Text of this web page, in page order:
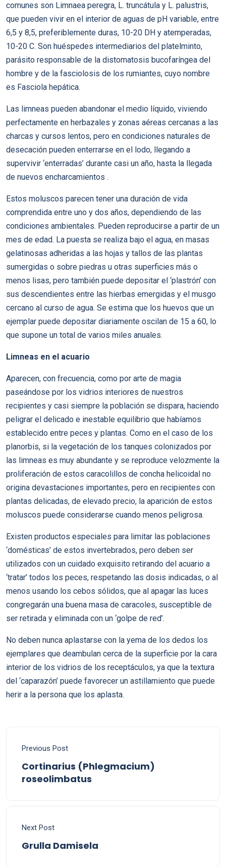
comunes son Limnaea peregra, L. truncátula y L. palustris,
que pueden vivir en el interior de aguas de pH variable, entre
6,5 y 8,5, preferiblemente duras, 10-20 DH y atemperadas,
10-20 C. Son huéspedes intermediarios del platelminto,
parásito responsable de la distomatosis bucofaríngea del
hombre y de la fasciolosis de los rumiantes, cuyo nombre
es Fasciola hepática.
Las limneas pueden abandonar el medio líquido, viviendo
perfectamente en herbazales y zonas aéreas cercanas a las
charcas y cursos lentos, pero en condiciones naturales de
desecación pueden enterrarse en el lodo, llegando a
supervivir ‘enterradas’ durante casi un año, hasta la llegada
de nuevos encharcamientos .
Estos moluscos parecen tener una duración de vida
comprendida entre uno y dos años, dependiendo de las
condiciones ambientales. Pueden reproducirse a partir de un
mes de edad. La puesta se realiza bajo el agua, en masas
gelatinosas adheridas a las hojas y tallos de las plantas
sumergidas o sobre piedras u otras superficies más o
menos lisas, pero también puede depositar el ‘plastrón’ con
sus descendientes entre las hierbas emergidas y el musgo
cercano al curso de agua. Se estima que los huevos que un
ejemplar puede depositar diariamente oscilan de 15 a 60, lo
que supone un total de varios miles anuales.
Limneas en el acuario
Aparecen, con frecuencia, como por arte de magia
paseándose por los vidrios interiores de nuestros
recipientes y casi siempre la población se dispara, haciendo
peligrar el delicado e inestable equilibrio que habíamos
establecido entre peces y plantas. Como en el caso de los
planorbis, si la vegetación de los tanques colonizados por
las limneas es muy abundante y se reproduce velozmente la
proliferación de estos caracolillos de concha helicoidal no
origina devastaciones importantes, pero en recipientes con
plantas delicadas, de elevado precio, la aparición de estos
moluscos puede considerarse cuando menos peligrosa.
Existen productos especiales para limitar las poblaciones
‘domésticas’ de estos invertebrados, pero deben ser
utilizados con un cuidado exquisito retirando del acuario a
‘tratar’ todos los peces, respetando las dosis indicadas, o al
menos usando los cebos sólidos, que al apagar las luces
congregarán una buena masa de caracoles, susceptible de
ser retirada y eliminada con un ‘golpe de red’.
No deben nunca aplastarse con la yema de los dedos los
ejemplares que deambulan cerca de la superficie por la cara
interior de los vidrios de los receptáculos, ya que la textura
del ‘caparazón’ puede favorecer un astillamiento que puede
herir a la persona que los aplasta.
Previous Post
Cortinarius (Phlegmacium)
roseolimbatus
Next Post
Grulla Damisela